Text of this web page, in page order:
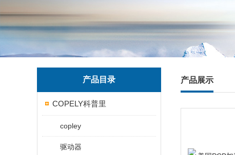
产品目录
COPELY科普里
copley
驱动器
产品展示